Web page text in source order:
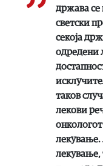
држава се
светски
секоја
одредени
таков
лекови
лекување.
лекување,